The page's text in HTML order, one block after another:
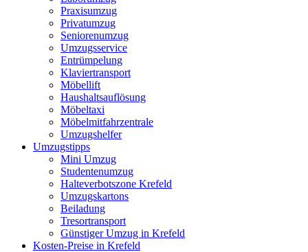
Praxisumzug
Privatumzug
Seniorenumzug
Umzugsservice
Entrümpelung
Klaviertransport
Möbellift
Haushaltsauflösung
Möbeltaxi
Möbelmitfahrzentrale
Umzugshelfer
Umzugstipps
Mini Umzug
Studentenumzug
Halteverbotszone Krefeld
Umzugskartons
Beiladung
Tresortransport
Günstiger Umzug in Krefeld
Kosten-Preise in Krefeld